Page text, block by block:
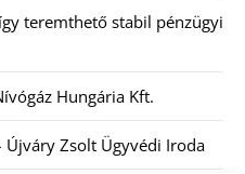
teremthető stabil pénzügyi
Hungária Kft.
Újváry Zsolt Ügyvédi Iroda